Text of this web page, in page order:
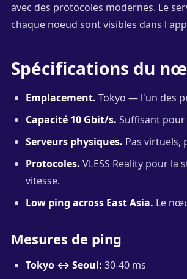
avec des protocoles modernes. Le
chaque noeud sont visibles dans l
Spécifications du
Emplacement. Tokyo — l'un des
Capacité 10 Gbit/s. Suffisant
Serveurs physiques. Pas virtuels,
Protocoles. VLESS Reality pour
vitesse.
Low ping across East Asia. Le
Mesures de ping
Tokyo ↔ Seoul: 30-40 ms